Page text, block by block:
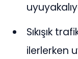
Sıkışık
ilerlerken